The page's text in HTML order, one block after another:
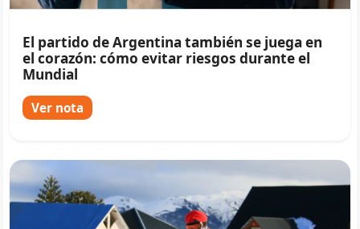
El partido de Argentina también se juega en
el corazón: cómo evitar riesgos durante el
Mundial
Ver nota